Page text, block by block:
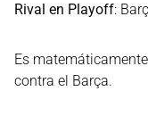
Rival en Playoff:
Es
contra el Barça.